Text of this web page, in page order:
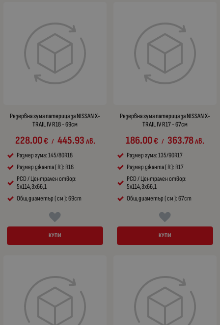
Резервна гума патерица за NISSAN X-
TRAIL IV R18 - 69см
228.00€ / 445.93лв.
Размер гума: 145/80R18
Размер джанта ( R ): R18
PCD / Централен отвор:
5x114,3x66,1
Общ диаметър ( см ): 69cm
КУПИ
Резервна гума патерица за NISSAN X-
TRAIL IV R17 - 67см
186.00€ / 363.78лв.
Размер гума: 135/90R17
Размер джанта ( R ): R17
PCD / Централен отвор:
5x114,3x66,1
Общ диаметър ( см ): 67cm
КУПИ